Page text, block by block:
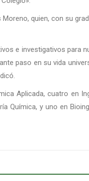
quien, con su
e investigativos para
paso en su vida
Aplicada, cuatro en
Química, y uno en